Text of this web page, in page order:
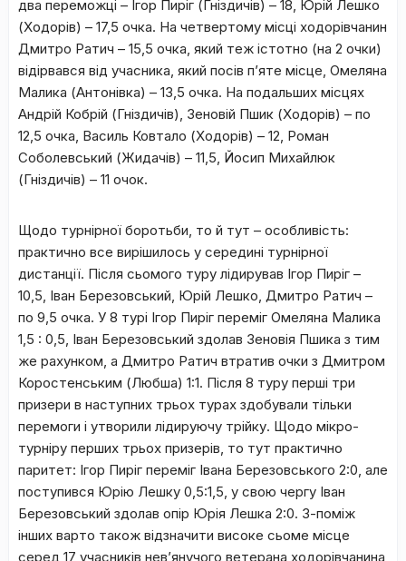
два переможці – Ігор Пиріг (Гніздичів) – 18, Юрій Лешко
(Ходорів) – 17,5 очка. На четвертому місці ходорівчанин
Дмитро Ратич – 15,5 очка, який теж істотно (на 2 очки)
відірвався від учасника, який посів п’яте місце, Омеляна
Малика (Антонівка) – 13,5 очка. На подальших місцях
Андрій Кобрій (Гніздичів), Зеновій Пшик (Ходорів) – по
12,5 очка, Василь Ковтало (Ходорів) – 12, Роман
Соболевський (Жидачів) – 11,5, Йосип Михайлюк
(Гніздичів) – 11 очок.
Щодо турнірної боротьби, то й тут – особливість:
практично все вирішилось у середині турнірної
дистанції. Після сьомого туру лідирував Ігор Пиріг –
10,5, Іван Березовський, Юрій Лешко, Дмитро Ратич –
по 9,5 очка. У 8 турі Ігор Пиріг переміг Омеляна Малика
1,5 : 0,5, Іван Березовський здолав Зеновія Пшика з тим
же рахунком, а Дмитро Ратич втратив очки з Дмитром
Коростенським (Любша) 1:1. Після 8 туру перші три
призери в наступних трьох турах здобували тільки
перемоги і утворили лідируючу трійку. Щодо мікро-
турніру перших трьох призерів, то тут практично
паритет: Ігор Пиріг переміг Івана Березовського 2:0, але
поступився Юрію Лешку 0,5:1,5, у свою чергу Іван
Березовський здолав опір Юрія Лешка 2:0. З-поміж
інших варто також відзначити високе сьоме місце
серед 17 учасників нев’янучого ветерана ходорівчанина